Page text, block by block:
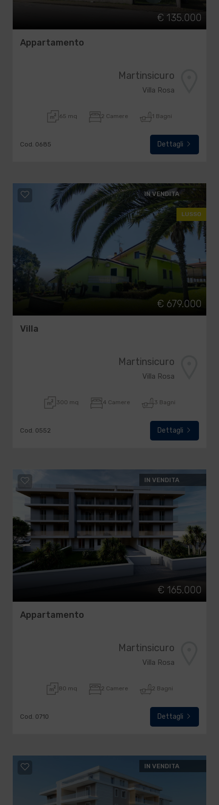
€ 135.000
Appartamento
Martinsicuro
Villa Rosa
65 mq 2 Camere 1 Bagni
Cod. 0685 Dettagli
IN VENDITA
LUSSO
€ 679.000
Villa
Martinsicuro
Villa Rosa
300 mq 4 Camere 3 Bagni
Cod. 0552 Dettagli
IN VENDITA
€ 165.000
Appartamento
Martinsicuro
Villa Rosa
80 mq 2 Camere 2 Bagni
Cod. 0710 Dettagli
IN VENDITA